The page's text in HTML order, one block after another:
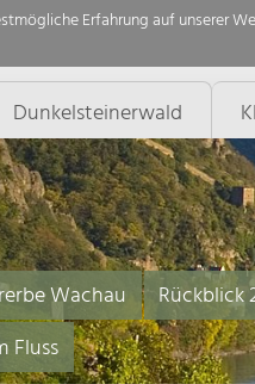
Erfahrung auf unserer
Dunkelsteinerwald
Wachau Rückblick
Fluss